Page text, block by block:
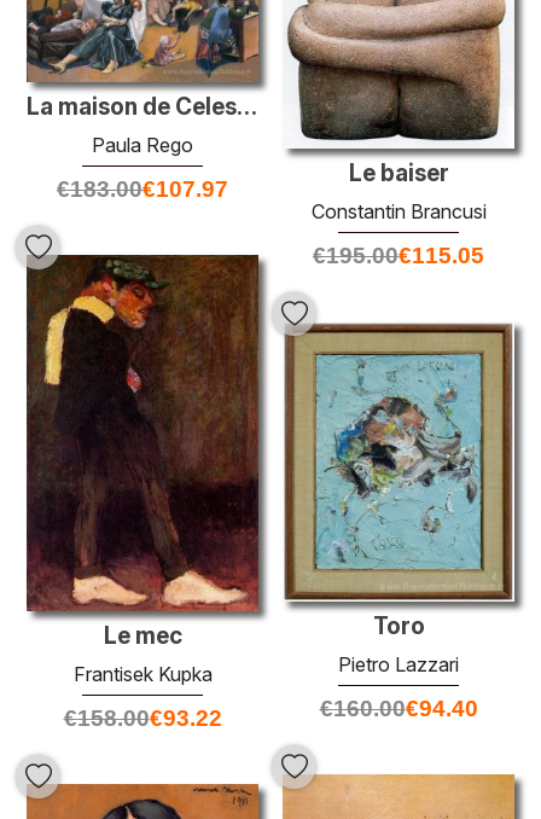
Le baiser
Constantin Brancusi
€195.00€115.05
La maison de Celestina
Paula Rego
€183.00€107.97
Le mec
Frantisek Kupka
€158.00€93.22
Toro
Pietro Lazzari
€160.00€94.40